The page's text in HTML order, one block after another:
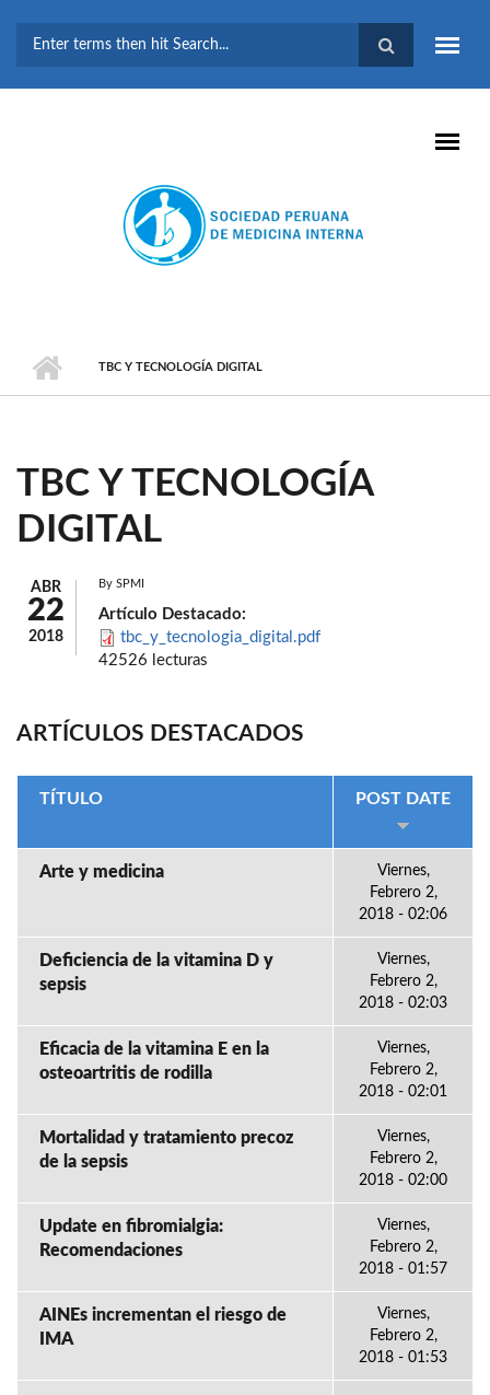
BÚSQUEDA
TBC Y TECNOLOGÍA DIGITAL
TBC Y TECNOLOGÍA
DIGITAL
ABR
22
2018
By SPMI
Artículo Destacado:
tbc_y_tecnologia_digital.pdf
42526 lecturas
ARTÍCULOS DESTACADOS
TÍTULO POST DATE
Arte y medicina
Viernes,
Febrero 2,
2018 - 02:06
Deficiencia de la vitamina D y
sepsis
Viernes,
Febrero 2,
2018 - 02:03
Eficacia de la vitamina E en la
osteoartritis de rodilla
Viernes,
Febrero 2,
2018 - 02:01
Mortalidad y tratamiento precoz
de la sepsis
Viernes,
Febrero 2,
2018 - 02:00
Update en fibromialgia:
Recomendaciones
Viernes,
Febrero 2,
2018 - 01:57
AINEs incrementan el riesgo de
IMA
Viernes,
Febrero 2,
2018 - 01:53